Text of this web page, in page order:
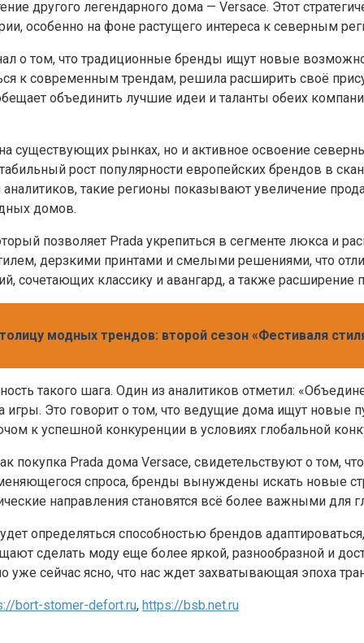
другого легендарного дома — Versace. Этот
особенно на фоне растущего интереса к северным
о том, что традиционные бренды ищут новые
к современным трендам, решила расширить своё
объединить лучшие идеи и таланты обеих
существующих рынках, но и активное освоение
рост популярности европейских брендов в
такие регионы показывают увеличение
домов.
позволяет Prada укрепиться в сегменте люкса и
дерзкими принтами и смелыми решениями, что
сочетающих классику и авангард, а также
модных трендов: второй сезон «Фестиваля
такого шага. Один из аналитиков отметил:
игры. Это говорит о том, что ведущие дома ищут новые
к успешной конкуренции в условиях глобальной
покупка Prada дома Versace, свидетельствуют о том,
спроса, бренды вынуждены искать новые
направления становятся всё более важными для
определяться способностью брендов
сделать моду еще более яркой, разнообразной и
сейчас ясно, что нас ждет захватывающая эпоха
bort-stomer-defort.ru, https://bsb.net.ru